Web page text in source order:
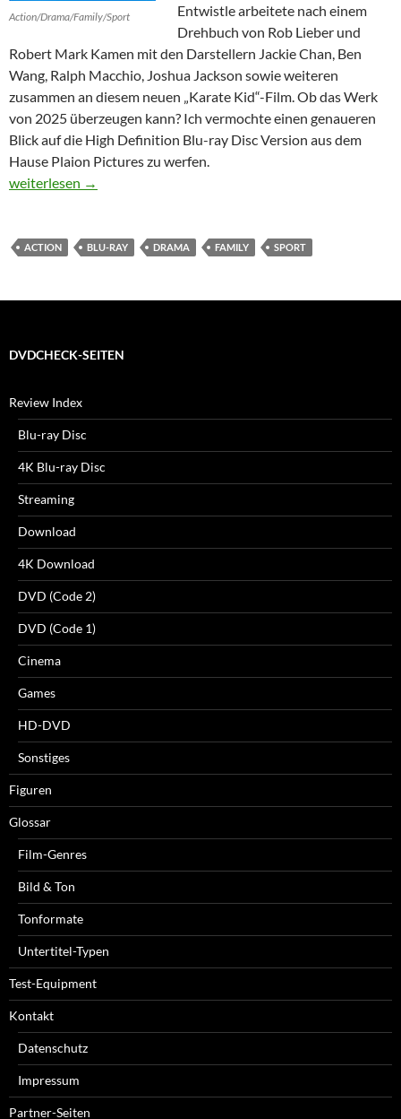
Action/Drama/Family/Sport
Entwistle arbeitete nach einem
Drehbuch von Rob Lieber und
Robert Mark Kamen mit den Darstellern Jackie Chan, Ben
Wang, Ralph Macchio, Joshua Jackson sowie weiteren
zusammen an diesem neuen „Karate Kid“-Film. Ob das Werk
von 2025 überzeugen kann? Ich vermochte einen genaueren
Blick auf die High Definition Blu-ray Disc Version aus dem
Hause Plaion Pictures zu werfen.
Karate Kid: Legends
weiterlesen →
ACTION BLU-RAY DRAMA FAMILY SPORT
DVDCHECK-SEITEN
Review Index
Blu-ray Disc
4K Blu-ray Disc
Streaming
Download
4K Download
DVD (Code 2)
DVD (Code 1)
Cinema
Games
HD-DVD
Sonstiges
Figuren
Glossar
Film-Genres
Bild & Ton
Tonformate
Untertitel-Typen
Test-Equipment
Kontakt
Datenschutz
Impressum
Partner-Seiten